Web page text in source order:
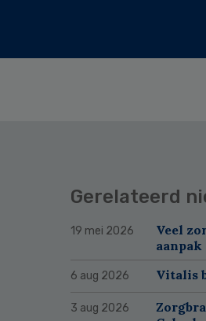
Gerelateerd
19 mei 2026
Veel
aanpak
6 aug 2026 Vitalis
3 aug 2026